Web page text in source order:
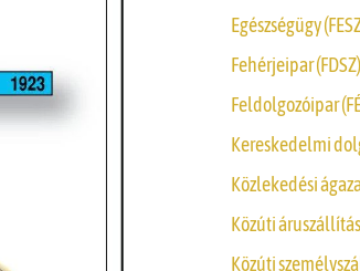
Egészségügy
Fehérjeipar (FDSZ)
Feldolgozóipar
Kereskedelmi
Közlekedési
Közúti
Közúti